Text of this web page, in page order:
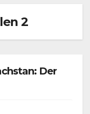
2
Der